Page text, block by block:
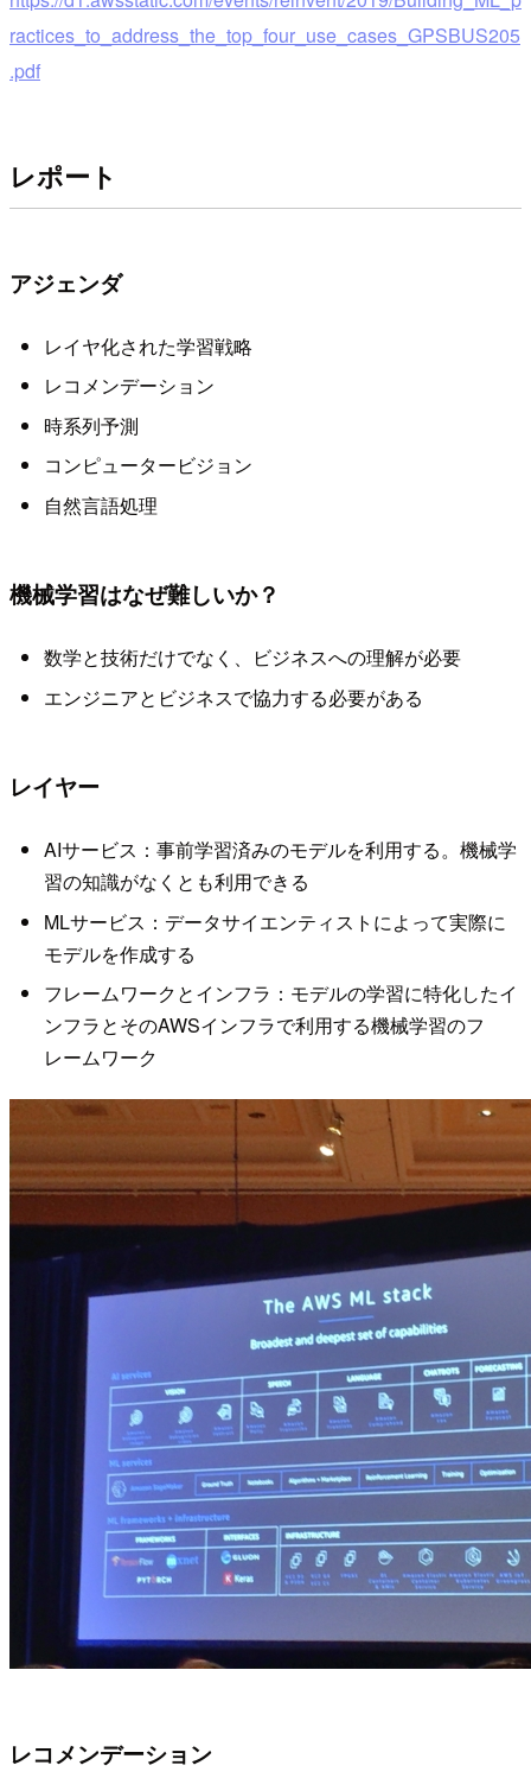
ractices_to_address_the_top_four_use_cases_GPSBUS205
.pdf
レポート
アジェンダ
レイヤ化された学習戦略
レコメンデーション
時系列予測
コンピュータービジョン
自然言語処理
機械学習はなぜ難しいか？
数学と技術だけでなく、ビジネスへの理解が必要
エンジニアとビジネスで協力する必要がある
レイヤー
AIサービス：事前学習済みのモデルを利用する。機械学
習の知識がなくとも利用できる
MLサービス：データサイエンティストによって実際に
モデルを作成する
フレームワークとインフラ：モデルの学習に特化したイ
ンフラとそのAWSインフラで利用する機械学習のフ
レームワーク
レコメンデーション